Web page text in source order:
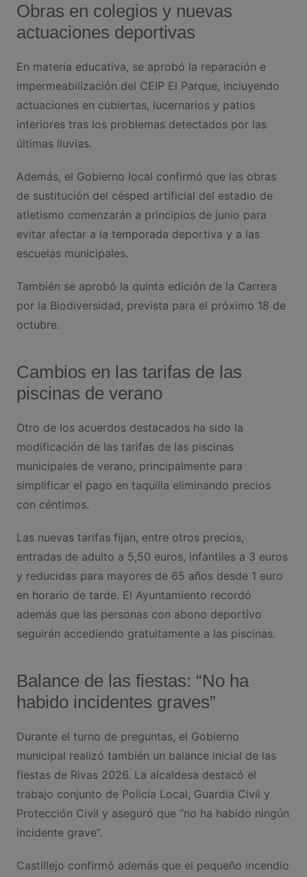
Obras en colegios y nuevas
actuaciones deportivas
En materia educativa, se aprobó la reparación e
impermeabilización del CEIP El Parque, incluyendo
actuaciones en cubiertas, lucernarios y patios
interiores tras los problemas detectados por las
últimas lluvias.
Además, el Gobierno local confirmó que las obras
de sustitución del césped artificial del estadio de
atletismo comenzarán a principios de junio para
evitar afectar a la temporada deportiva y a las
escuelas municipales.
También se aprobó la quinta edición de la Carrera
por la Biodiversidad, prevista para el próximo 18 de
octubre.
Cambios en las tarifas de las
piscinas de verano
Otro de los acuerdos destacados ha sido la
modificación de las tarifas de las piscinas
municipales de verano, principalmente para
simplificar el pago en taquilla eliminando precios
con céntimos.
Las nuevas tarifas fijan, entre otros precios,
entradas de adulto a 5,50 euros, infantiles a 3 euros
y reducidas para mayores de 65 años desde 1 euro
en horario de tarde. El Ayuntamiento recordó
además que las personas con abono deportivo
seguirán accediendo gratuitamente a las piscinas.
Balance de las fiestas: “No ha
habido incidentes graves”
Durante el turno de preguntas, el Gobierno
municipal realizó también un balance inicial de las
fiestas de Rivas 2026. La alcaldesa destacó el
trabajo conjunto de Policía Local, Guardia Civil y
Protección Civil y aseguró que “no ha habido ningún
incidente grave”.
Castillejo confirmó además que el pequeño incendio